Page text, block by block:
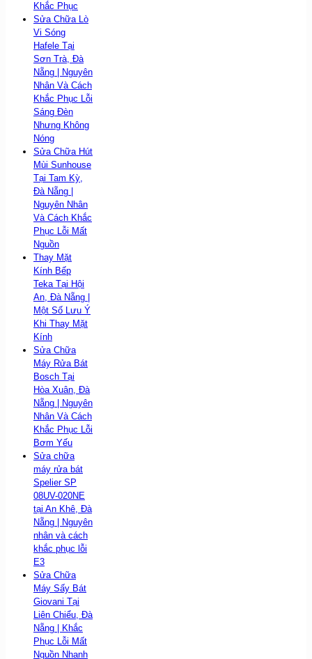
Khắc Phục
Sửa Chữa Lò
Vi Sóng
Hafele Tại
Sơn Trà, Đà
Nẵng | Nguyên
Nhân Và Cách
Khắc Phục Lỗi
Sáng Đèn
Nhưng Không
Nóng
Sửa Chữa Hút
Mùi Sunhouse
Tại Tam Kỳ,
Đà Nẵng |
Nguyên Nhân
Và Cách Khắc
Phục Lỗi Mất
Nguồn
Thay Mặt
Kính Bếp
Teka Tại Hội
An, Đà Nẵng |
Một Số Lưu Ý
Khi Thay Mặt
Kính
Sửa Chữa
Máy Rửa Bát
Bosch Tại
Hòa Xuân, Đà
Nẵng | Nguyên
Nhân Và Cách
Khắc Phục Lỗi
Bơm Yếu
Sửa chữa
máy rửa bát
Spelier SP
08UV-020NE
tại An Khê, Đà
Nẵng | Nguyên
nhân và cách
khắc phục lỗi
E3
Sửa Chữa
Máy Sấy Bát
Giovani Tại
Liên Chiểu, Đà
Nẵng | Khắc
Phục Lỗi Mất
Nguồn Nhanh